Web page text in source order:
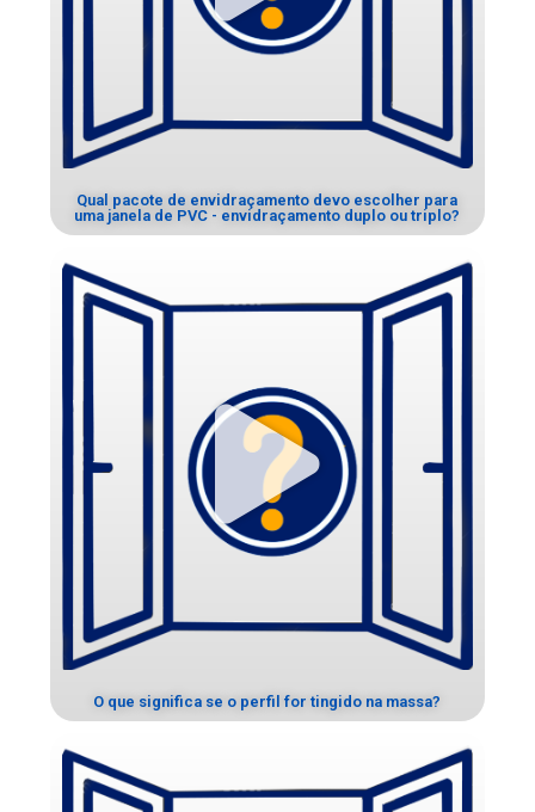
Qual pacote de envidraçamento devo escolher para
uma janela de PVC - envidraçamento duplo ou triplo?
O que significa se o perfil for tingido na massa?